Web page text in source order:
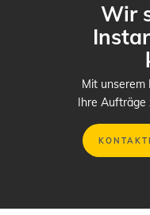
Wir
Mit
Ihre Aufträge